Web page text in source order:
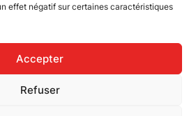
effet négatif sur certaines caractéristiques
Accepter
Refuser
Réhabilitation de bâtiments
Aménagement tertiaire
Réalisations
Actualités
Contact